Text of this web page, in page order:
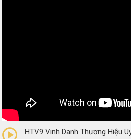
(0 Reviews)
HTV9 Vinh Danh Thương Hiệu